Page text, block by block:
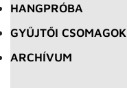
HANGPRÓBA
GYŰJTŐI CSOMAGOK
ARCHÍVUM